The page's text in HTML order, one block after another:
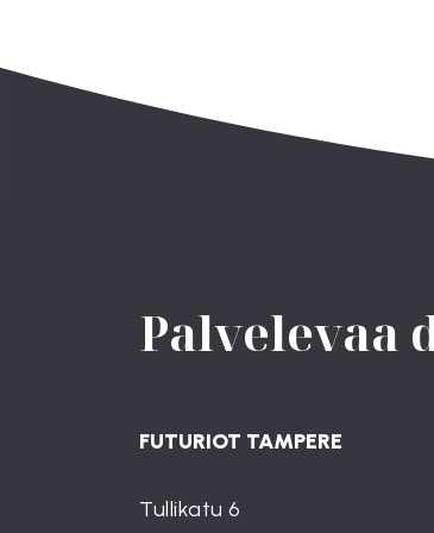
Palvelevaa
FUTURIOT TAMPERE
Tullikatu 6